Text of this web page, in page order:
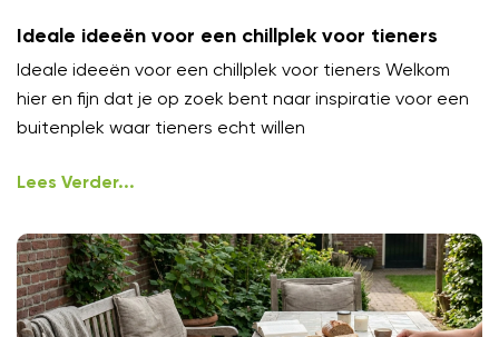
Ideale ideeën voor een chillplek voor tieners
Ideale ideeën voor een chillplek voor tieners Welkom
hier en fijn dat je op zoek bent naar inspiratie voor een
buitenplek waar tieners echt willen
Lees Verder...